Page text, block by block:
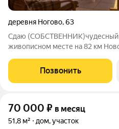
деревня Ногово,63
Сдаю (СОБСТВЕННИК)чудесный
живописном месте на 82 км
есть мелкая речка, природный
опушке лесного массива с
Позвонить
70 000 ₽ в месяц
51,8 м² дом, участок